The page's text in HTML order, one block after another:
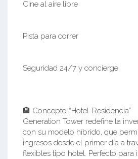
Cine al aire libre
Pista para correr
Seguridad 24/7 y concierge
🏨 Concepto “Hotel-Residencia”
Generation Tower redefine la
con su modelo híbrido, que
ingresos desde el primer día a
flexibles tipo hotel. Perfecto para